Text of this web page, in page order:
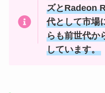
ズとRadeon
代として市場
らも前世代か
しています。